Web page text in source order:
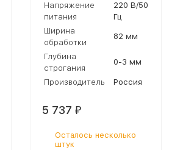
Напряжение
питания
220 В/50
Гц
Ширина
обработки
82 мм
Глубина
строгания
0-3 мм
Производитель Россия
5 737 ₽
Осталось несколько
штук